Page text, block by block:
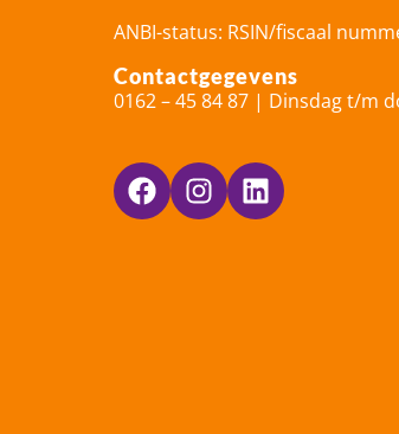
ANBI-status: RSIN/fiscaal
Contactgegevens
0162 – 45 84 87 | Dinsdag t/m